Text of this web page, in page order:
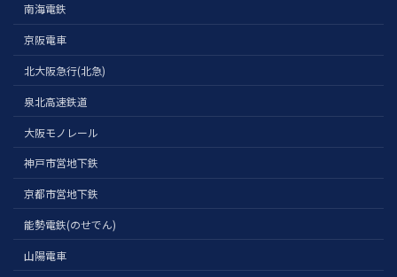
南海電鉄
京阪電車
北大阪急行(北急)
泉北高速鉄道
大阪モノレール
神戸市営地下鉄
京都市営地下鉄
能勢電鉄(のせでん)
山陽電車